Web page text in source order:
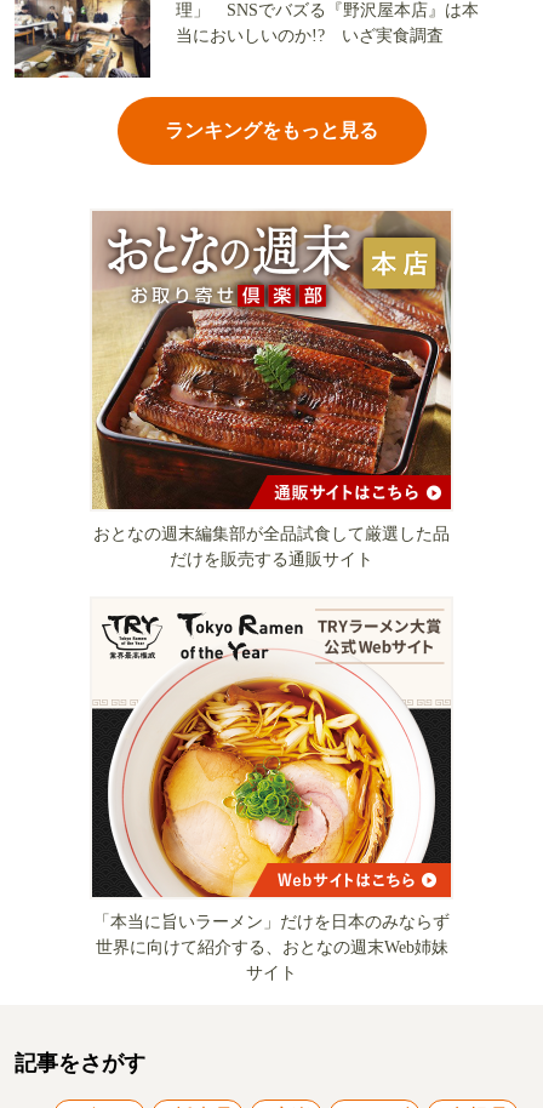
理」 SNSでバズる『野沢屋本店』は本
当においしいのか!? いざ実食調査
ランキングをもっと見る
おとなの週末編集部が全品試食して厳選した品
だけを販売する通販サイト
「本当に旨いラーメン」だけを日本のみならず
世界に向けて紹介する、おとなの週末Web姉妹
サイト
記事をさがす